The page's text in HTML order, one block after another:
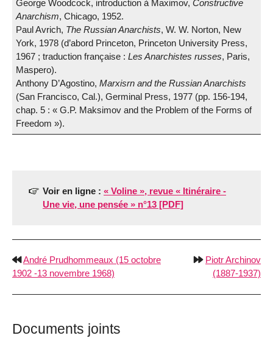
George Woodcock, introduction à Maximov, Constructive
Anarchism, Chicago, 1952.
Paul Avrich, The Russian Anarchists, W. W. Norton, New
York, 1978 (d’abord Princeton, Princeton Uni­versity Press,
1967 ; traduction française : Les Anar­chistes russes, Paris,
Maspero).
Anthony D’Agostino, Marxisrn and the Russian Anar­chists
(San Francisco, Cal.), Germinal Press, 1977 (pp. 156-194,
chap. 5 : « G.P. Maksimov and the Problem of the Forms of
Freedom »).
Voir en ligne : « Voline », revue « Itinéraire -
Une vie, une pensée » n°13 [PDF]
André Prudhommeaux (15 octobre
1902 -13 novembre 1968)
Piotr Archinov
(1887-1937)
Documents joints